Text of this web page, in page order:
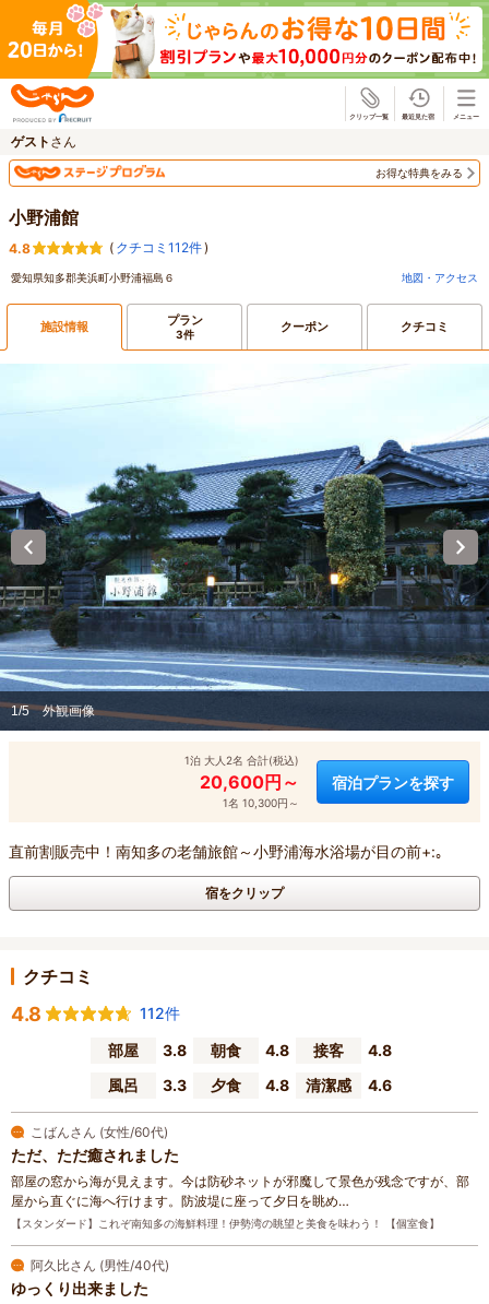
ゲスト さん
お得な特典をみる
小野浦館
4.8 ( クチコミ112件)
愛知県知多郡美浜町小野浦福島６ 地図・アクセス
施設情報 プラン
3件 クーポン クチコミ
1/5 外観画像
1泊 大人2名 合計(税込)
20,600円～
1名 10,300円～
宿泊プランを探す
直前割販売中！南知多の老舗旅館～小野浦海水浴場が目の前+:｡
宿をクリップ
クチコミ
4.8
112件
部屋
3.8 朝食 4.8 接客
4.8
風呂
3.3 夕食 4.8 清潔感 4.6
こばんさん (女性/60代)
ただ、ただ癒されました
部屋の窓から海が見えます。今は防砂ネットが邪魔して景色が残念ですが、部
屋から直ぐに海へ行けます。防波堤に座って夕日を眺め…
【スタンダード】これぞ南知多の海鮮料理！伊勢湾の眺望と美食を味わう！ 【個室食】
阿久比さん (男性/40代)
ゆっくり出来ました